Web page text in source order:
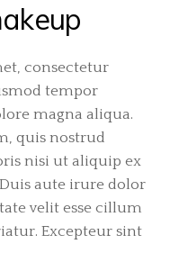
consectetur
tempor
magna aliqua.
quis nostrud
nisi ut aliquip ex
aute irure dolor
velit esse cillum
Excepteur sint